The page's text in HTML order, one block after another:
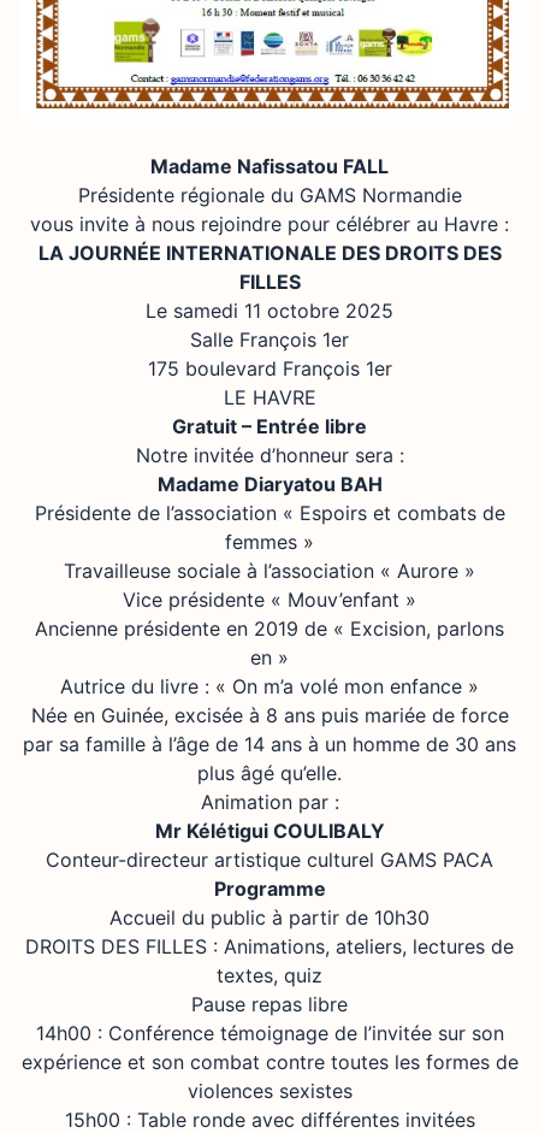
Madame Nafissatou FALL
Présidente régionale du GAMS Normandie
vous invite à nous rejoindre pour célébrer au Havre :
LA JOURNÉE INTERNATIONALE DES DROITS DES
FILLES
Le samedi 11 octobre 2025
Salle François 1er
175 boulevard François 1er
LE HAVRE
Gratuit – Entrée libre
Notre invitée d’honneur sera :
Madame Diaryatou BAH
Présidente de l’association « Espoirs et combats de
femmes »
Travailleuse sociale à l’association « Aurore »
Vice présidente « Mouv’enfant »
Ancienne présidente en 2019 de « Excision, parlons
en »
Autrice du livre : « On m’a volé mon enfance »
Née en Guinée, excisée à 8 ans puis mariée de force
par sa famille à l’âge de 14 ans à un homme de 30 ans
plus âgé qu’elle.
Animation par :
Mr Kélétigui COULIBALY
Conteur-directeur artistique culturel GAMS PACA
Programme
Accueil du public à partir de 10h30
DROITS DES FILLES : Animations, ateliers, lectures de
textes, quiz
Pause repas libre
14h00 : Conférence témoignage de l’invitée sur son
expérience et son combat contre toutes les formes de
violences sexistes
15h00 : Table ronde avec différentes invitées